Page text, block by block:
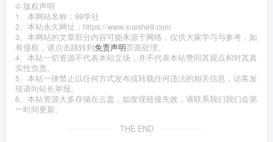
© 版权声明
1、本网站名称：99学社
2、本站永久网址：https://www.xueshe9.com
3、本网站的文章部分内容可能来源于网络，仅供大家学习与参考，如
有侵权，请点击跳转到免责声明页面处理。
4、本站一切资源不代表本站立场，并不代表本站赞同其观点和对其真
实性负责。
5、本站一律禁止以任何方式发布或转载任何违法的相关信息，访客发
现请向站长举报。
6、本站资源大多存储在云盘，如发现链接失效，请联系我们我们会第
一时间更新。
THE END